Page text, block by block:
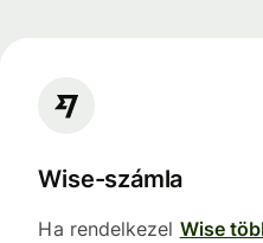
Wise-számla
Ha rendelkezel Wise